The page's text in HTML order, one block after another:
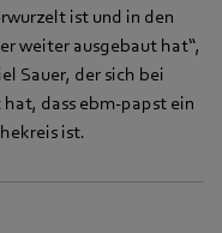
ist und in den
weiter ausgebaut hat“,
Sauer, der sich bei
dass ebm-papst ein
ist.